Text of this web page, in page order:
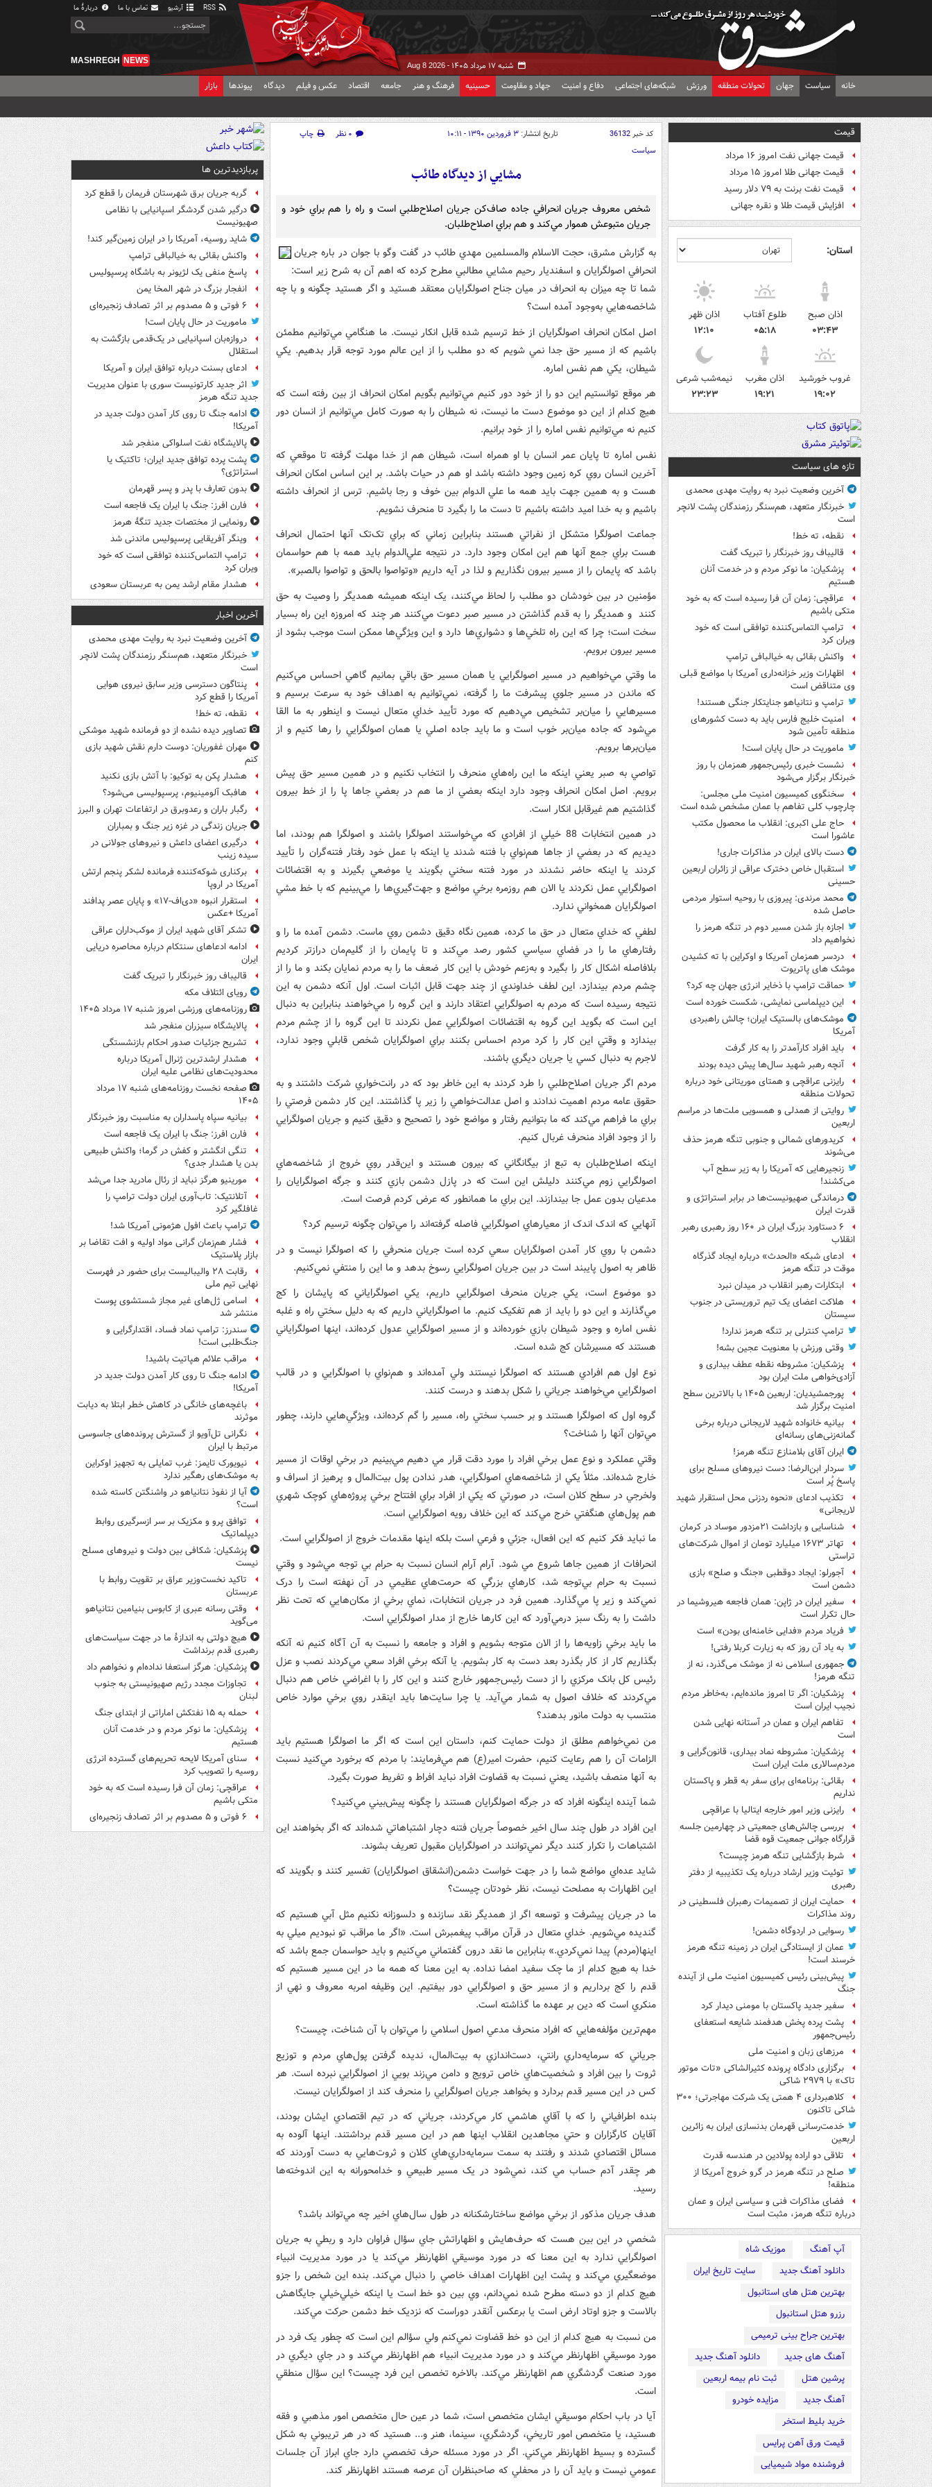
آرشیو تماس با ما دربارهٔ ما
شنبه ۱۷ مرداد ۱۴۰۵ - Aug 8 2026
MASHREGH NEWS
خانه سیاست جهان تحولات منطقه ورزش شبکه‌های اجتماعی دفاع و امنیت جهاد و مقاومت حسینیه فرهنگ و هنر جامعه اقتصاد عکس و فیلم دیدگاه پیوندها بازار
قیمت
قیمت جهانی نفت امروز ۱۶ مرداد
قیمت جهانی طلا امروز ۱۵ مرداد
قیمت نفت برنت به ۷۹ دلار رسید
افزایش قیمت طلا و نقره جهانی
استان:
اذان صبح
۰۳:۴۳
طلوع آفتاب
۰۵:۱۸
اذان ظهر
۱۲:۱۰
غروب خورشید
۱۹:۰۲
اذان مغرب
۱۹:۲۱
نیمه‌شب شرعی
۲۳:۲۳
تازه های سیاست
آخرین وضعیت نبرد به روایت مهدی محمدی
خبرنگار متعهد، هم‌سنگر رزمندگان پشت لانچر
است
نقطه، ته خط!
قالیباف روز خبرنگار را تبریک گفت
پزشکیان: ما نوکر مردم و در خدمت آنان
هستیم
عراقچی: زمان آن فرا رسیده است که به خود
متکی باشیم
ترامپ التماس‌کننده توافقی است که خود
ویران کرد
واکنش بقائی به خیالبافی ترامپ
اظهارات وزیر خزانه‌داری آمریکا با مواضع قبلی
وی متناقض است
ترامپ و نتانیاهو جنایتکار جنگی هستند!
امنیت خلیج فارس باید به دست کشورهای
منطقه تأمین شود
ماموریت در حال پایان است!
نشست خبری رئیس‌جمهور همزمان با روز
خبرنگار برگزار می‌شود
سخنگوی کمیسیون امنیت ملی مجلس:
چارچوب کلی تفاهم با عمان مشخص شده است
حاج علی اکبری: انقلاب ما محصول مکتب
عاشورا است
دست بالای ایران در مذاکرات جاری!
استقبال خاص دخترک عراقی از زائران اربعین
حسینی
محمد مرندی: پیروزی با روحیه استوار مردمی
حاصل شده
اجازه باز شدن مسیر دوم در تنگه هرمز را
نخواهیم داد
دردسر همزمان آمریکا و اوکراین با ته کشیدن
موشک های پاتریوت
حماقت ترامپ با ذخایر انرژی جهان چه کرد؟
این دیپلماسی نمایشی، شکست خورده است
موشک‌های بالستیک ایران؛ چالش راهبردی
آمریکا
باید افراد کارآمدتر را به کار گرفت
آنچه رهبر شهید سال‌ها پیش دیده بودند
رایزنی عراقچی و همتای موریتانی خود درباره
تحولات منطقه
روایتی از همدلی و همسویی ملت‌ها در مراسم
اربعین
کریدورهای شمالی و جنوبی تنگه هرمز حذف
می‌شوند
زنجیرهایی که آمریکا را به زیر سطح آب
می‌کشند!
درماندگی صهیونیست‌ها در برابر استراتژی و
قدرت ایران
۶ دستاورد بزرگ ایران در ۱۶۰ روز رهبری رهبر
انقلاب
ادعای شبکه «الحدث» درباره ایجاد گذرگاه
موقت در تنگه هرمز
ابتکارات رهبر انقلاب در میدان نبرد
هلاکت اعضای یک تیم تروریستی در جنوب
سیستان
ترامپ کنترلی بر تنگه هرمز ندارد!
وقتی ورزش با معنویت عجین بشه!
پزشکیان: مشروطه نقطه عطف بیداری و
آزادی‌خواهی ملت ایران بود
پورجمشیدیان: اربعین ۱۴۰۵ با بالاترین سطح
امنیت برگزار شد
بیانیه خانواده شهید لاریجانی درباره برخی
گمانه‌زنی‌های رسانه‌ای
ایران آقای بلامنازع تنگه هرمز!
سردار ابن‌الرضا: دست نیروهای مسلح برای
پاسخ پُر است
تکذیب ادعای «نحوه ردزنی محل استقرار شهید
لاریجانی»
شناسایی و بازداشت ۲۱مزدور موساد در کرمان
تهاتر ۱۶۷۳ میلیارد تومان از اموال شرکت‌های
تراستی
آجورلو: ایجاد دوقطبی «جنگ و صلح‌» بازی
دشمن است
سفیر ایران در ژاپن: همان فاجعه هیروشیما در
حال تکرار است
فریاد مردم «فدایی خامنه‌ای بودن» است
به یاد آن روز که به زیارت کربلا رفتی!
جمهوری اسلامی نه از موشک می‌گذرد، نه از
تنگه هرمز!
پزشکیان: اگر تا امروز مانده‌ایم، به‌خاطر مردم
نجیب ایران است
تفاهم ایران و عمان در آستانه نهایی شدن
است
پزشکیان: مشروطه نماد بیداری، قانون‌گرایی و
مردم‌سالاری ملت ایران است
بقائی: برنامه‌ای برای سفر به قطر و پاکستان
نداریم
رایزنی وزیر امور خارجه ایتالیا با عراقچی
بررسی چالش‌های جمعیتی در چهارمین جلسه
قرارگاه جوانی جمعیت قوه قضا
شرط بازگشایی تنگه هرمز چیست؟
توئیت وزیر ارشاد درباره یک تکذیبیه از دفتر
رهبری
حمایت ایران از تصمیمات رهبران فلسطینی در
روند مذاکرات
رسوایی در اردوگاه دشمن!
عمان از ایستادگی ایران در زمینه تنگه هرمز
خرسند است!
پیش‌بینی رئیس کمیسیون امنیت ملی از آینده
جنگ
سفیر جدید پاکستان با مومنی دیدار کرد
پشت پرده پخش هدفمند شایعه استعفای
رئیس‌جمهور
مرزهای زبان و امنیت ملی
برگزاری دادگاه پرونده کثیرالشاکی «تات موتور
تاک» با ۲۹۷۹ شاکی
کلاهبرداری ۴ همتی یک شرکت مهاجرتی؛ ۳۰۰
شاکی تاکنون
خدمت‌رسانی قهرمان بدنسازی ایران به زائرین
اربعین
تلاقی دو اراده پولادین در هندسه قدرت
صلح در تنگه هرمز در گرو خروج آمریکا از
منطقه!
فضای مذاکرات فنی و سیاسی ایران و عمان
درباره تنگه هرمز، مثبت است
آپ آهنگ
موزیک شاه
دانلود آهنگ جدید
سایت تاریخ ایران
بهترین هتل های استانبول
رزرو هتل استانبول
بهترین جراح بینی ترمیمی
آهنگ های جدید
دانلود آهنگ جدید
پرشین هتل
ثبت نام بیمه اربعین
آهنگ جدید
مزایده خودرو
خرید بلیط استخر
قیمت ورق آهن پرایس
فروشنده مواد شیمیایی
کد خبر36132 تاریخ انتشار: ۳ فروردین ۱۳۹۰ - ۱۰:۱۱ ۰ نظر
چاپ
سیاست
مشايي از ديدگاه طائب
شخص معروف جريان انحرافي جاده صاف‌کن جريان اصلاح‌طلبي است و راه را هم براي خود و
جريان متبوعش هموار مي‌کند و هم براي اصلاح‌طلبان.
به گزارش مشرق، حجت الاسلام والمسلمين مهدي طائب در گفت وگو با جوان در باره جريان
انحرافي اصولگرايان و اسفنديار رحيم مشايي مطالبي مطرح کرده که اهم آن به شرح زير است:
شما تا چه ميزان به انحراف در ميان جناح اصولگرايان معتقد هستيد و اگر هستيد چگونه و با چه
شاخصه‌‌هايي به‌وجود آمده است؟
اصل امکان انحراف اصولگرايان از خط ترسيم شده قابل انکار نيست. ما هنگامي مي‌توانيم مطمئن
باشيم که از مسير حق جدا نمي شويم که دو مطلب را از اين عالم مورد توجه قرار بدهيم. يکي
شيطان، يکي هم نفس اماره.
هر موقع توانستيم اين دو را از خود دور کنيم مي‌توانيم بگويم امکان انحراف از بين رفته است که
هيچ کدام از اين دو موضوع دست ما نيست، نه شيطان را به صورت کامل مي‌توانيم از انسان دور
کنيم نه مي‌توانيم نفس اماره را از خود برانيم.
نفس اماره تا پايان عمر انسان با او همراه است، شيطان هم از خدا مهلت گرفته تا موقعي که
آخرين انسان روي کره زمين وجود داشته باشد او هم در حيات باشد. بر اين اساس امکان انحراف
هست و به همين جهت بايد همه ما علي الدوام بين خوف و رجا باشيم. ترس از انحراف داشته
باشيم و به خدا اميد داشته باشيم تا دست ما را بگيرد تا منحرف نشويم.
جماعت اصولگرا متشکل از نفراتي هستند بنابراين زماني که براي تک‌تک آنها احتمال انحراف
هست براي جمع آنها هم اين امکان وجود دارد. در نتيجه علي‌الدوام بايد همه با هم حواسمان
باشد که پايمان را از مسير بيرون نگذاريم و لذا در آيه داريم «وتواصوا بالحق و تواصوا بالصبر».
مؤمنين در بين خودشان دو مطلب را لحاظ مي‌کنند، يک اينکه هميشه همديگر را وصيت به حق
کنند ‌ و همديگر را به قدم گذاشتن در مسير صبر دعوت مي‌کنند هر چند که امروزه اين راه بسيار
سخت است؛ چرا که اين راه تلخي‌ها و دشواري‌ها دارد و اين ويژگي‌ها ممکن است موجب بشود از
مسير بيرون برويم.
ما وقتي مي‌خواهيم در مسير اصولگرايي يا همان مسير حق باقي بمانيم گاهي احساس مي‌کنيم
که ماندن در مسير جلوي پيشرفت ما را گرفته، نمي‌توانيم به اهداف خود به سرعت برسيم و
مسيرهايي را ميان‌بر تشخيص مي‌دهيم که مورد تأييد خداي متعال نيست و اينطور به ما القا
مي‌شود که جاده ميان‌بر خوب است و ما بايد جاده اصلي يا همان اصولگرايي را رها کنيم و از
ميان‌برها برويم.
تواصي به صبر يعني اينکه ما اين راه‌هاي منحرف را انتخاب نکنيم و در همين مسير حق پيش
برويم. اصل امکان انحراف وجود دارد اينکه بعضي از ما هم در بعضي جاها پا را از خط بيرون
گذاشتيم هم غيرقابل انکار است.
در همين انتخابات 88 خيلي از افرادي که مي‌خواستند اصولگرا‌ باشند و اصولگرا هم بودند، اما
ديديم که در بعضي از جاها هم‌نواي با فتنه شدند يا اينکه با عمل خود رفتار فتنه‌گران را تأييد
کردند يا اينکه حاضر نشدند در مورد فتنه سخني بگويند يا موضعي بگيرند و به اقتضائات
اصولگرايي عمل نکردند يا الان هم روزمره برخي مواضع و جهت‌گيري‌ها را مي‌بينيم که با خط مشي
اصولگرايان همخواني ندارد.
لطفي که خداي متعال در حق ما کرده، همين نگاه دقيق دشمن روي ماست. دشمن آمده ما را و
رفتارهاي ما را در فضاي سياسي کشور رصد مي‌کند و تا پايمان را از گليم‌مان درازتر کرديم
بلافاصله اشکال کار را بگيرد و به‌زعم خودش با اين کار ضعف ما را به مردم نمايان بکند و ما را از
چشم مردم بيندازد. اين لطف خداوندي از چند جهت قابل اثبات است. اول آنکه دشمن به اين
نتيجه رسيده است که مردم به اصولگرايي اعتقاد دارند و اين گروه را مي‌خواهند بنابراين به دنبال
اين است که بگويد اين گروه به اقتضائات اصولگرايي عمل نکردند تا اين گروه را از چشم مردم
بيندازد و وقتي اين کار را کرد مردم احساس بکنند براي اصولگرايان شخص قابلي وجود ندارد،
لاجرم به دنبال کسي يا جريان ديگري باشند.
مردم اگر جريان اصلاح‌طلبي را طرد کردند به اين خاطر بود که در رانت‌خواري شرکت داشتند و به
حقوق عامه مردم اهميت ندادند و اصل عدالت‌خواهي را زير پا گذاشتند. اين کار دشمن فرصتي را
براي ما فراهم مي‌کند که ما بتوانيم رفتار و مواضع خود را تصحيح و دقيق کنيم و جريان اصولگرايي
را از وجود افراد‌ منحرف غربال کنيم.
اينکه اصلاح‌طلبان به تبع از بيگانگاني که بيرون هستند و اين‌قدر روي خروج از شاخصه‌هاي
اصولگرايي زوم مي‌کنند دليلش اين است که در پازل دشمن بازي کنند و جرگه اصولگرايان را
مدعيان بدون عمل جا بيندازند. اين براي ما همانطور که عرض کردم فرصت است.
آنهايي که اندک اندک از معيارهاي اصولگرايي فاصله گرفته‌اند را مي‌توان چگونه ترسيم کرد؟
دشمن با روي کار آمدن اصولگرايان سعي کرده است جريان منحرفي را که اصولگرا نيست و در
ظاهر به اصول پايبند است در بين جريان اصولگرايي رسوخ بدهد و ما اين را منتفي نمي‌کنيم.
دو موضوع است، يکي جريان منحرف اصولگرايي داريم، يکي اصولگراياني که پايشان را کج
مي‌گذارند و اين دو را بايد از هم تفکيک کنيم. ما اصولگراياني داريم که به دليل سختي راه و غلبه
نفس اماره و وجود شيطان بازي خورده‌اند و از مسير اصولگرايي عدول کرده‌اند، اينها اصولگراياني
هستند که مسيرشان کج شده است.
نوع اول هم افرادي هستند که اصولگرا نيستند ولي آمده‌اند و هم‌نواي با اصولگرايي و در قالب
اصولگرايي مي‌خواهند جرياني را شکل بدهند و درست کنند.
گروه اول که اصولگرا هستند و بر حسب سختي راه، مسير را گم کرده‌اند، ويژگي‌هايي دارند، چطور
مي‌توان آنها را شناخت؟
وقتي عملکرد و نوع عمل برخي افراد را مورد دقت قرار مي دهيم مي‌بينيم در برخي اوقات از مسير
خارج شده‌اند. مثلاً يکي از شاخصه‌هاي اصولگرايي، ‌هدر ندادن پول بيت‌المال و پرهيز از اسراف و
ولخرجي در سطح کلان است، در صورتي که يکي از افراد براي افتتاح برخي پروژه‌هاي کوچک شهري
هم پول‌هاي هنگفتي خرج مي‌کند که اين خلاف رويه اصولگرايي است.
ما نبايد فکر کنيم که اين افعال، جزئي و فرعي است بلکه اينها مقدمات خروج از اصولگرايي است.
انحرافات از همين جاها شروع مي شود. آرام آرام انسان نسبت به حرام بي توجه مي‌شود و وقتي
نسبت به حرام بي‌توجه شد، کارهاي بزرگي که حرمت‌هاي عظيمي در آن نهفته است را درک
نمي‌کند و زير پا مي‌گذارد. همين فرد در جريان انتخابات، نماي برخي از مکان‌هايي که تحت نظر
داشت را به رنگ سبز درمي‌آورد که اين کارها خارج از مدار اصولگرايي است.
ما بايد برخي زاويه‌ها را از الان متوجه بشويم و افراد و جامعه را نسبت به آن آگاه کنيم نه آنکه
بگذاريم کار از کار بگذرد بعد دست به کار بشويم. يا آنکه برخي افراد سعي مي‌کردند نصب و عزل
رئيس کل بانک مرکزي را از دست رئيس‌جمهور خارج کنند و اين کار را با اغراضي خاص هم دنبال
مي‌کردند که خلاف اصول به شمار مي‌آيد. يا‌ چرا سايت‌ها بايد اينقدر روي برخي موارد خاص
منتسب به دولت مانور بدهند؟
من نمي‌خواهم مطلق از دولت حمايت کنم، داستان اين است که اگر ما اصولگرا هستيم بايد
الزامات آن را هم رعايت کنيم، حضرت امير(ع) هم مي‌فرمايند: با مردم که برخورد مي‌کنيد نسبت
به آنها منصف باشيد، يعني نسبت به قضاوت افراد نبايد افراط و تفريط صورت بگيرد.
شما آينده اينگونه افراد که در جرگه اصولگرايان هستند را چگونه پيش‌بيني مي‌کنيد؟
اين افراد در طول چند سال اخير خصوصاً جريان فتنه دچار اشتباهاتي شده‌اند که اگر بخواهند اين
اشتباهات را تکرار کنند ديگر نمي‌توانند در اصولگرايان مقبول تعريف بشوند.
شايد عده‌اي مواضع شما را در جهت خواست دشمن(انشقاق اصولگرايان) تفسير کنند و بگويند که
اين اظهارات به مصلحت نيست، نظر خودتان چيست؟
ما در جريان پيشرفت و توسعه اگر از همديگر نقد سازنده و دلسوزانه نکنيم مثل آبي هستيم که
گنديده مي‌شويم. خداي متعال در قرآن مراقب پيغمبرش است. «اگر ما مراقب تو نبوديم ميلي به
اينها(مردم) پيدا نمي‌کردي.» بنابراين ما نقد درون گفتماني مي‌کنيم و بايد حواسمان جمع باشد که
خدا به هيچ کدام از ما چک سفيد امضا نداده. به اين معنا که همه ما در اين مسير هستيم که
قدم را کج برداريم و از مسير حق و اصولگرايي دور بيفتيم. اين وظيفه امربه معروف و نهي از
منکري است که دين بر عهده ما گذاشته است.
مهم‌ترين مؤلفه‌هايي که افراد منحرف مدعي اصول اسلامي را مي‌توان با آن شناخت، چيست؟
جرياني که سرمايه‌داري رانتي، دست‌اندازي به بيت‌المال، نديده گرفتن پول‌هاي مردم و توزيع
ثروت را بين افراد و شخصيت‌هاي خاص ترويج و دامن مي‌زند بويي از اصولگرايي نبرده است. هر
کس در اين مسير قدم بردارد و بخواهد جريان اصولگرايي را منحرف کند از اصولگرايان نيست.
بنده اطرافياني را که با آقاي هاشمي کار مي‌کردند، جرياني که در تيم اقتصادي ايشان بودند،
آقايان کارگزاران و حتي مجاهدين انقلاب اينها هم در اين مسير قدم برداشتند. اينها آلوده به
مسائل اقتصادي شدند و رفتند به سمت سرمايه‌داري‌هاي کلان و ثروت‌هايي به دست آوردند که
هر چقدر آدم حساب مي کند، نمي‌شود در يک مسير طبيعي و خدامحورانه به اين اندوخته‌ها
رسيد.
‌هدف جريان مذکور از برخي مواضع ساختارشکنانه در طول سال‌هاي اخير چه مي‌تواند باشد؟
شخصي در اين بين هست که حرف‌هايش و اظهاراتش جاي سؤال فراوان دارد و ربطي به جريان
اصولگرايي ندارد به اين معنا که در مورد موسيقي اظهارنظر مي‌کند يا در مورد مديريت انبياء
موضعگيري مي‌کند و پشت اين اظهارات اهداف خاصي را دنبال مي‌کند. بنده اين شخص را جزو
هيچ کدام از دو دسته مطرح شده نمي‌دانم، وي بين دو خط است يا اينکه خيلي‌خيلي جايگاهش
بالاست و جزو اوتاد ارض است يا برعکس آنقدر دوراست که نزديک خط دشمن حرکت مي‌کند.
من نسبت به هيچ کدام از اين دو خط قضاوت نمي‌کنم ولي سؤالم اين است که چطور يک فرد در
مورد موسيقي اظهارنظر مي‌کند و در مورد مديريت انبياء هم اظهارنظر مي‌کند و در جاي ديگري در
مورد صنعت گردشگري هم اظهارنظر مي‌کند. بالاخره تخصص اين فرد چيست؟ اين سؤال منطقي
است.
آيا در باب احکام موسيقي ايشان متخصص است، شما در عين حال متخصص امور مذهبي و فقه
هستيد، يا متخصص امور تاريخي، گردشگري، سينما، هنر و... هستيد که در هر تريبوني به شکل
گسترده و بسيط اظهارنظر مي‌کني. اگر در مورد مسئله حرف تخصصي دارد جاي ابراز آن جلسات
عمومي نيست و بايد آن را در محفلي که صاحبنظران آن عرصه هستند اظهارنظر کند.
پربازدیدترین ها
گربه جریان برق شهرستان فریمان را قطع کرد
درگیر شدن گردشگر اسپانیایی با نظامی
صهیونیست
شاید روسیه، آمریکا را در ایران زمین‌گیر کند!
واکنش بقائی به خیالبافی ترامپ
پاسخ منفی یک لژیونر به باشگاه پرسپولیس
انفجار بزرگ در شهر المخا یمن
۶ فوتی و ۵ مصدوم بر اثر تصادف زنجیره‌ای
ماموریت در حال پایان است!
دروازه‌بان اسپانیایی در یک‌قدمی بازگشت به
استقلال
ادعای بسنت درباره توافق ایران و آمریکا
اثر جدید کارتونیست سوری با عنوان مدیریت
جدید تنگه هرمز
ادامه جنگ تا روی کار آمدن دولت جدید در
آمریکا!
پالایشگاه نفت اسلواکی منفجر شد
پشت پرده توافق جدید ایران؛ تاکتیک یا
استراتژی؟
بدون تعارف با پدر و پسر قهرمان
فارن افرز: جنگ با ایران یک فاجعه است
رونمایی از مختصات جدید تنگۀ هرمز
وینگر آفریقایی پرسپولیس ماندنی شد
ترامپ التماس‌کننده توافقی است که خود
ویران کرد
هشدار مقام ارشد یمن به عربستان سعودی
آخرین اخبار
آخرین وضعیت نبرد به روایت مهدی محمدی
خبرنگار متعهد، هم‌سنگر رزمندگان پشت لانچر
است
پنتاگون دسترسی وزیر سابق نیروی هوایی
آمریکا را قطع کرد
نقطه، ته خط!
تصاویر دیده‌ نشده از دو فرمانده شهید موشکی
مهران غفوریان: دوست دارم نقش شهید بازی
کنم
هشدار پکن به توکیو: با آتش بازی نکنید
هافبک آلومینیوم، پرسپولیسی می‌شود؟
رگبار باران و رعدوبرق در ارتفاعات تهران و البرز
جریان زندگی در غزه زیر جنگ و بمباران
درگیری اعضای داعش و نیروهای جولانی در
سیده زینب
برکناری شوکه‌کننده فرمانده لشکر پنجم ارتش
آمریکا در اروپا
استقرار انبوه «دی‌اف‑۱۷» و پایان عصر پدافند
آمریکا +عکس
تشکر آقای شهید ایران از موکب‌داران عراقی
ادامه ادعاهای سنتکام درباره محاصره دریایی
ایران
قالیباف روز خبرنگار را تبریک گفت
رویای ائتلاف مکه
روزنامه‌های ورزشی امروز ‌شنبه ۱۷ مرداد ۱۴۰۵
پالایشگاه سیزران منفجر شد
تشریح جزئیات صدور احکام بازنشستگی
هشدار ارشدترین ژنرال آمریکا درباره
محدودیت‌های نظامی علیه ایران
صفحه نخست روزنامه‌های شنبه ۱۷ مرداد
۱۴۰۵
بیانیه سپاه پاسداران به مناسبت روز خبرنگار
فارن افرز: جنگ با ایران یک فاجعه است
تنگی انگشتر و کفش در گرما؛ واکنش طبیعی
بدن یا هشدار جدی؟
مورینیو هرگز نباید از رئال مادرید جدا می‌شد
آتلانتیک: تاب‌آوری ایران دولت ترامپ را
غافلگیر کرد
ترامپ باعث افول هژمونی آمریکا شد!
فشار هم‌زمان گرانی مواد اولیه و افت تقاضا بر
بازار پلاستیک
رقابت ۲۸ والیبالیست برای حضور در فهرست
نهایی تیم ملی
اسامی ژل‌های غیر مجاز شستشوی پوست
منتشر شد
سندرز: ترامپ نماد فساد، اقتدارگرایی و
جنگ‌طلبی است!
مراقب علائم هپاتیت باشید!
ادامه جنگ تا روی کار آمدن دولت جدید در
آمریکا!
باغچه‌های خانگی در کاهش خطر ابتلا به دیابت
موثرند
نگرانی تل‌آویو از گسترش پرونده‌های جاسوسی
مرتبط با ایران
نیویورک تایمز: غرب تمایلی به تجهیز اوکراین
به موشک‌های رهگیر ندارد
آیا از نفوذ نتانیاهو در واشنگتن کاسته شده
است؟
توافق پرو و مکزیک بر سر ازسرگیری روابط
دیپلماتیک
پزشکیان: شکافی بین دولت و نیروهای مسلح
نیست
تاکید نخست‌وزیر عراق بر تقویت روابط با
عربستان
وقتی رسانه عبری از کابوس بنیامین نتانیاهو
می‌گوید
هیچ دولتی به اندازۀ ما در جهت سیاست‌های
رهبری قدم برنداشت
پزشکیان: هرگز استعفا نداده‌ام و نخواهم داد
تجاوزات مجدد رژیم صهیونیستی به جنوب
لبنان
حمله به ۱۵ نفتکش‌ اماراتی از ابتدای جنگ
پزشکیان: ما نوکر مردم و در خدمت آنان
هستیم
سنای آمریکا لایحه تحریم‌های گسترده انرژی
روسیه را تصویب کرد
عراقچی: زمان آن فرا رسیده است که به خود
متکی باشیم
۶ فوتی و ۵ مصدوم بر اثر تصادف زنجیره‌ای